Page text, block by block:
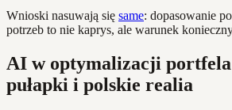
Wnioski nasuwają się same: dopasowanie
potrzeb to nie kaprys, ale warunek
AI w optymalizacji portfela
pułapki i polskie realia